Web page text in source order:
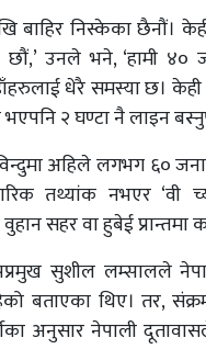
बाहिर निस्केका छैनौं।
उनले भने, ‘हामी ४०
धेरै समस्या छ।
२ घण्टा नै लाइन
अहिले लगभग ६०
तथ्यांक नभएर ‘वी
सहर वा हुबेई प्रान्तमा
सुशील लम्सालले
बताएका थिए। तर,
अनुसार नेपाली